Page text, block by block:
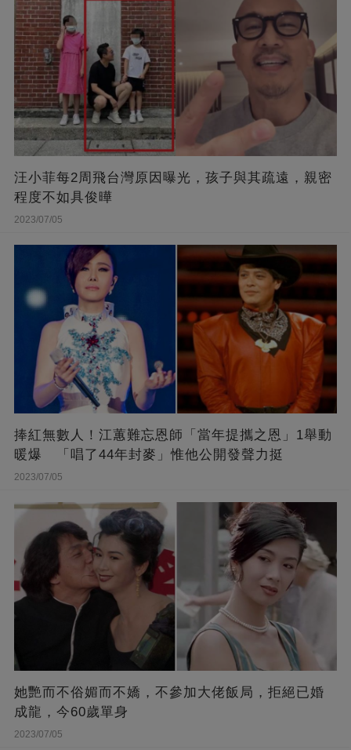
汪小菲每2周飛台灣原因曝光，孩子與其疏遠，親密
程度不如具俊曄
2023/07/05
捧紅無數人！江蕙難忘恩師「當年提攜之恩」1舉動
暖爆 「唱了44年封麥」惟他公開發聲力挺
2023/07/05
她艷而不俗媚而不嬌，不參加大佬飯局，拒絕已婚
成龍，今60歲單身
2023/07/05